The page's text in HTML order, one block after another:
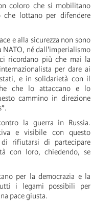
coloro che si mobilitano
lottano per difendere
e alla sicurezza non sono
né dall'imperialismo
ricordano più che mai la
per dare ai
e in solidarietà con il
che lo attaccano e lo
cammino in direzione
la guerra in Russia.
e visibile con questo
rifiutarsi di partecipare
con loro, chiedendo, se
per la democrazia e la
i legami possibili per
pace giusta.